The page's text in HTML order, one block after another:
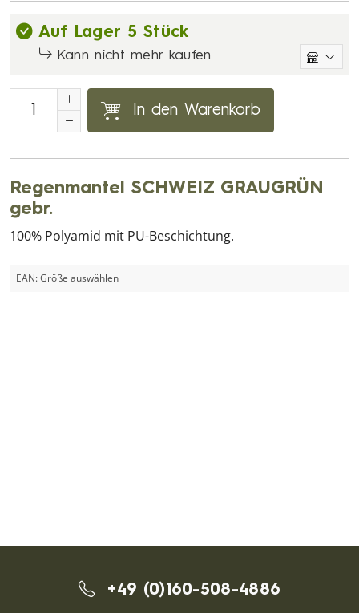
Auf Lager 5 Stück
Kann nicht mehr kaufen
In den Warenkorb
Regenmantel SCHWEIZ GRAUGRÜN
gebr.
100% Polyamid mit PU-Beschichtung.
EAN:Größe auswählen
+49 (0)160-508-4886